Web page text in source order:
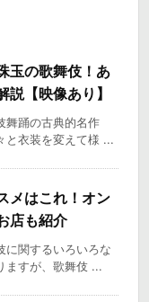
玉の歌舞伎！あ
説【映像あり】
舞踊の古典的名作
と衣装を変えて様 ...
メはこれ！オン
店も紹介
に関するいろいろな
ますが、歌舞伎 ...